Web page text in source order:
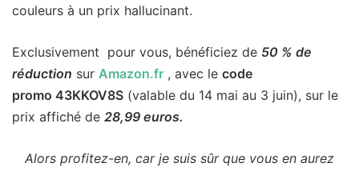
couleurs à un prix hallucinant.
Exclusivement pour vous, bénéficiez de 50 % de
réduction sur Amazon.fr , avec le code
promo 43KKOV8S (valable du 14 mai au 3 juin), sur le
prix affiché de 28,99 euros.
Alors profitez-en, car je suis sûr que vous en aurez